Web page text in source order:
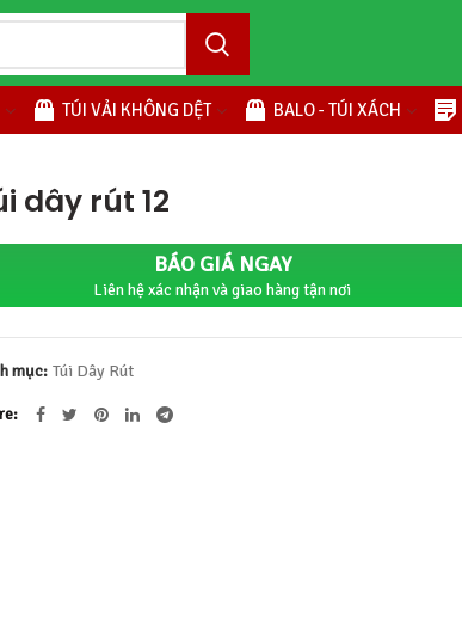
TÚI VẢI KHÔNG DỆT BALO - TÚI XÁCH
dây rút 12
BÁO GIÁ NGAY
Liên hệ xác nhận và giao hàng tận nơi
mục: Túi Dây Rút